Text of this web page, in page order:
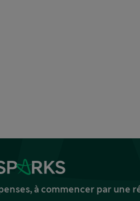
à commencer par une